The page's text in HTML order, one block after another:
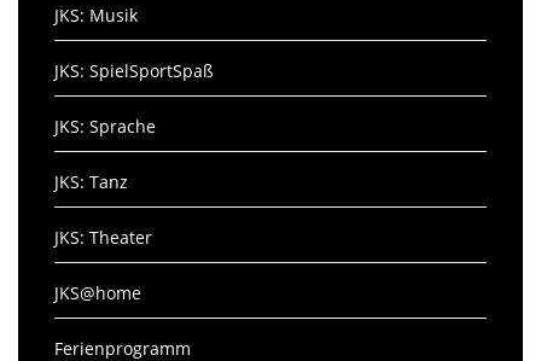
JKS: Musik
JKS: SpielSportSpaß
JKS: Sprache
JKS: Tanz
JKS: Theater
JKS@home
Ferienprogramm